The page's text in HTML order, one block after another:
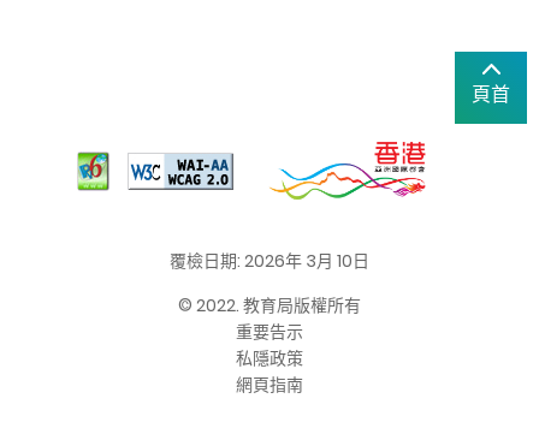
頁首
覆檢日期: 2026年 3月 10日
© 2022. 教育局版權所有
重要告示
私隱政策
網頁指南